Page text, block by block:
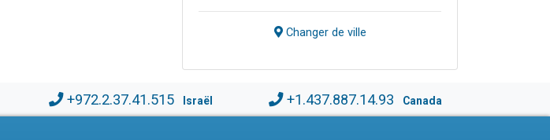
Changer de ville
+972.2.37.41.515 Israël +1.437.887.14.93 Canada